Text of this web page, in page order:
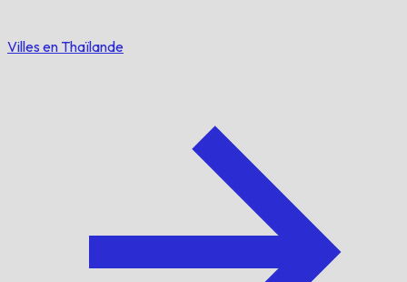
Villes en Thaïlande